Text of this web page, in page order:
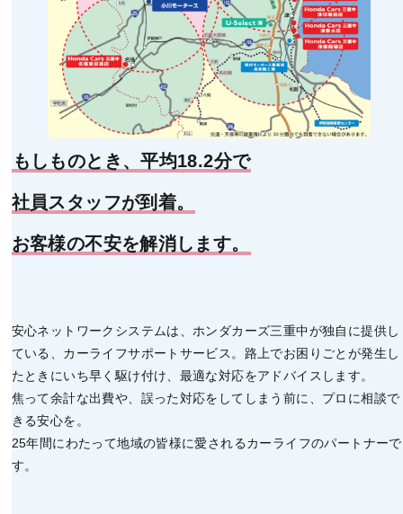
もしものとき、平均18.2分で
社員スタッフが到着。
お客様の不安を解消します。
安心ネットワークシステムは、ホンダカーズ三重中が独自に提供し
ている、カーライフサポートサービス。路上でお困りごとが発生し
たときにいち早く駆け付け、最適な対応をアドバイスします。
焦って余計な出費や、誤った対応をしてしまう前に、プロに相談で
きる安心を。
25年間にわたって地域の皆様に愛されるカーライフのパートナーで
す。